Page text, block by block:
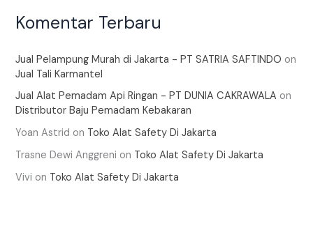
Komentar Terbaru
Jual Pelampung Murah di Jakarta - PT SATRIA SAFTINDO on
Jual Tali Karmantel
Jual Alat Pemadam Api Ringan - PT DUNIA CAKRAWALA on
Distributor Baju Pemadam Kebakaran
Yoan Astrid on Toko Alat Safety Di Jakarta
Trasne Dewi Anggreni on Toko Alat Safety Di Jakarta
Vivi on Toko Alat Safety Di Jakarta